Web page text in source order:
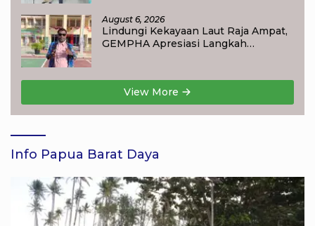
August 6, 2026
Lindungi Kekayaan Laut Raja Ampat,
GEMPHA Apresiasi Langkah
View More
Info Papua Barat Daya